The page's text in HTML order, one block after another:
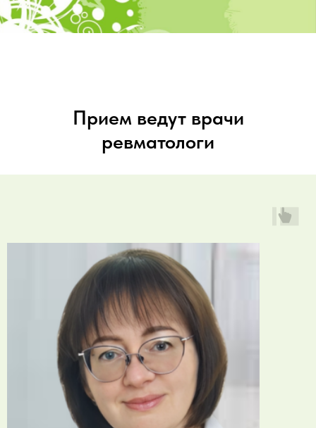
Прием ведут врачи
ревматологи